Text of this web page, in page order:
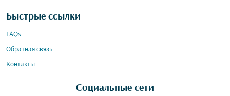
Быстрые ссылки
FAQs
Обратная связь
Контакты
Социальные сети